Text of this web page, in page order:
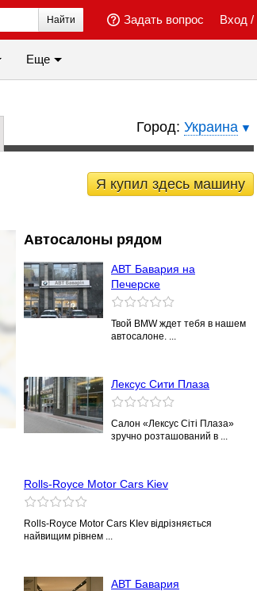
Вход /
Задать вопрос
Найти
Еще
Город: Украина
Я купил здесь машину
Автосалоны рядом
АВТ Бавария на
Печерске
Твой ВМW ждет тебя в нашем
автосалоне. ...
Лексус Сити Плаза
Салон «Лексус Сіті Плаза»
зручно розташований в ...
Rolls-Royce Motor Cars Kiev
Rolls-Royce Motor Cars KIev відрізняється
найвищим рівнем ...
АВТ Бавария